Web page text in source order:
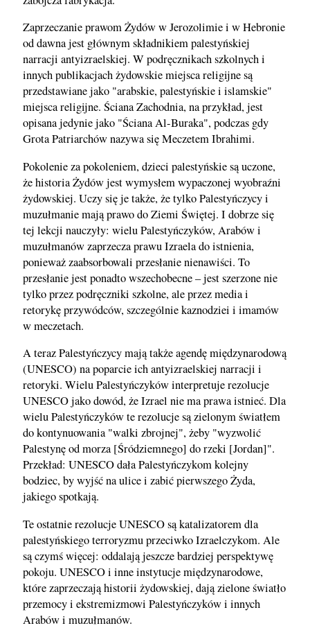
Zaprzeczanie prawom Żydów w Jerozolimie i w Hebronie
od dawna jest głównym składnikiem palestyńskiej
narracji antyizraelskiej. W podręcznikach szkolnych i
innych publikacjach żydowskie miejsca religijne są
przedstawiane jako "arabskie, palestyńskie i islamskie"
miejsca religijne. Ściana Zachodnia, na przykład, jest
opisana jedynie jako "Ściana Al-Buraka", podczas gdy
Grota Patriarchów nazywa się Meczetem Ibrahimi.
Pokolenie za pokoleniem, dzieci palestyńskie są uczone,
że historia Żydów jest wymysłem wypaczonej wyobraźni
żydowskiej. Uczy się je także, że tylko Palestyńczycy i
muzułmanie mają prawo do Ziemi Świętej. I dobrze się
tej lekcji nauczyły: wielu Palestyńczyków, Arabów i
muzułmanów zaprzecza prawu Izraela do istnienia,
ponieważ zaabsorbowali przesłanie nienawiści. To
przesłanie jest ponadto wszechobecne – jest szerzone nie
tylko przez podręczniki szkolne, ale przez media i
retorykę przywódców, szczególnie kaznodziei i imamów
w meczetach.
A teraz Palestyńczycy mają także agendę międzynarodową
(UNESCO) na poparcie ich antyizraelskiej narracji i
retoryki. Wielu Palestyńczyków interpretuje rezolucje
UNESCO jako dowód, że Izrael nie ma prawa istnieć. Dla
wielu Palestyńczyków te rezolucje są zielonym światłem
do kontynuowania "walki zbrojnej", żeby "wyzwolić
Palestynę od morza [Śródziemnego] do rzeki [Jordan]".
Przekład: UNESCO dała Palestyńczykom kolejny
bodziec, by wyjść na ulice i zabić pierwszego Żyda,
jakiego spotkają.
Te ostatnie rezolucje UNESCO są katalizatorem dla
palestyńskiego terroryzmu przeciwko Izraelczykom. Ale
są czymś więcej: oddalają jeszcze bardziej perspektywę
pokoju. UNESCO i inne instytucje międzynarodowe,
które zaprzeczają historii żydowskiej, dają zielone światło
przemocy i ekstremizmowi Palestyńczyków i innych
Arabów i muzułmanów.